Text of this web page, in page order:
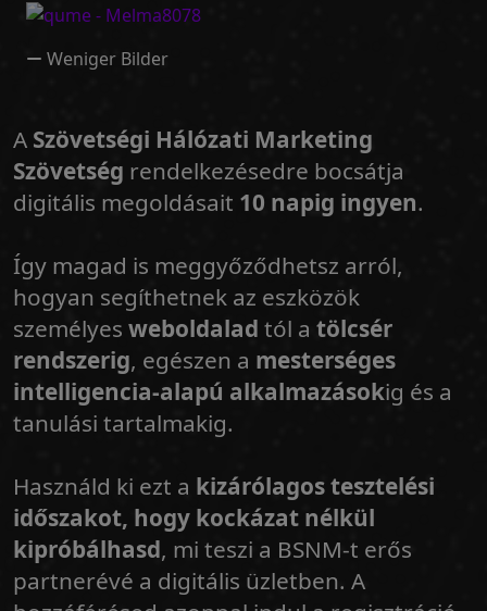
Weniger Bilder
A Szövetségi Hálózati Marketing
Szövetség rendelkezésedre bocsátja
digitális megoldásait 10 napig ingyen.
Így magad is meggyőződhetsz arról,
hogyan segíthetnek az eszközök
személyes weboldalad tól a tölcsér
rendszerig, egészen a mesterséges
intelligencia-alapú alkalmazásokig és a
tanulási tartalmakig.
Használd ki ezt a kizárólagos tesztelési
időszakot, hogy kockázat nélkül
kipróbálhasd, mi teszi a BSNM-t erős
partnerévé a digitális üzletben. A